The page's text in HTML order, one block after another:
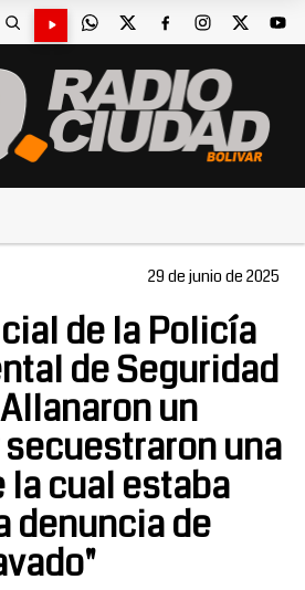
29 de junio de 2025
de la Policía
de Seguridad
un
una
la cual estaba
denuncia de